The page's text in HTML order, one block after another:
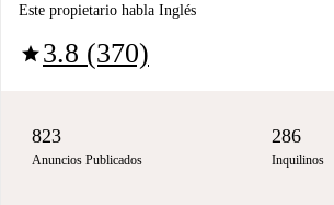
Este propietario habla Inglés
star3.8 (370)
823
Anuncios Publicados
286
Inquilinos